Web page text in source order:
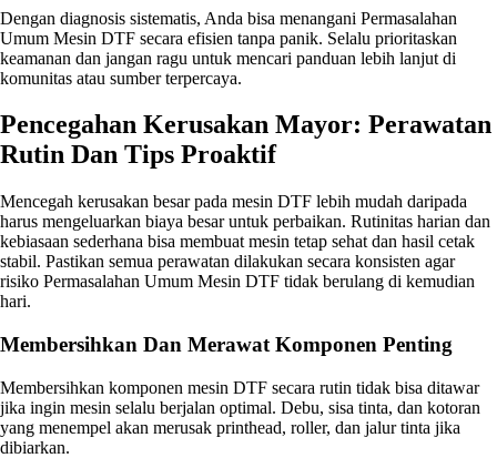
Dengan diagnosis sistematis, Anda bisa menangani Permasalahan
Umum Mesin DTF secara efisien tanpa panik. Selalu prioritaskan
keamanan dan jangan ragu untuk mencari panduan lebih lanjut di
komunitas atau sumber terpercaya.
Pencegahan Kerusakan Mayor: Perawatan
Rutin Dan Tips Proaktif
Mencegah kerusakan besar pada mesin DTF lebih mudah daripada
harus mengeluarkan biaya besar untuk perbaikan. Rutinitas harian dan
kebiasaan sederhana bisa membuat mesin tetap sehat dan hasil cetak
stabil. Pastikan semua perawatan dilakukan secara konsisten agar
risiko Permasalahan Umum Mesin DTF tidak berulang di kemudian
hari.
Membersihkan Dan Merawat Komponen Penting
Membersihkan komponen mesin DTF secara rutin tidak bisa ditawar
jika ingin mesin selalu berjalan optimal. Debu, sisa tinta, dan kotoran
yang menempel akan merusak printhead, roller, dan jalur tinta jika
dibiarkan.